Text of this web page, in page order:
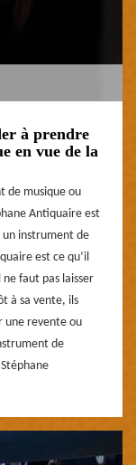
à prendre
en vue de la
de musique ou
Antiquaire est
un instrument de
est ce qu’il
faut pas laisser
à sa vente, ils
une revente ou
de